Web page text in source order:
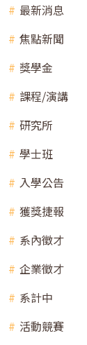
最新消息
焦點新聞
獎學金
課程/演講
研究所
學士班
入學公告
獲獎捷報
系內徵才
企業徵才
系計中
活動競賽